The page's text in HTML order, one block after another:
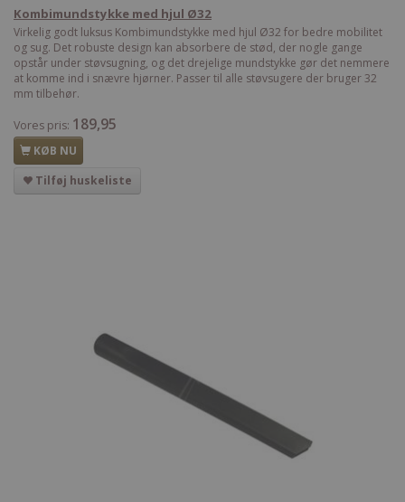
Kombimundstykke med hjul Ø32
Virkelig godt luksus Kombimundstykke med hjul Ø32 for bedre mobilitet
og sug. Det robuste design kan absorbere de stød, der nogle gange
opstår under støvsugning, og det drejelige mundstykke gør det nemmere
at komme ind i snævre hjørner. Passer til alle støvsugere der bruger 32
mm tilbehør.
Vores pris: 189,95
KØB NU
Tilføj huskeliste